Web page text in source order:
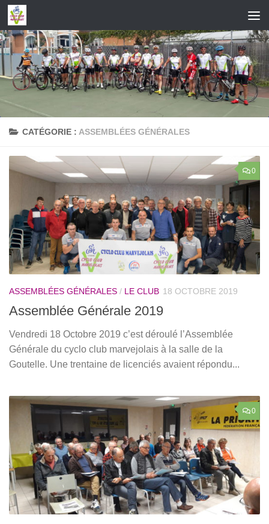
Skip to content
CATÉGORIE : ASSEMBLÉES GÉNÉRALES
0
ASSEMBLÉES GÉNÉRALES / LE CLUB 18 OCTOBRE 2019
Assemblée Générale 2019
Vendredi 18 Octobre 2019 c’est déroulé l’Assemblée
Générale du cyclo club marvejolais à la salle de la
Goutelle. Une trentaine de licenciés avaient répondu...
0